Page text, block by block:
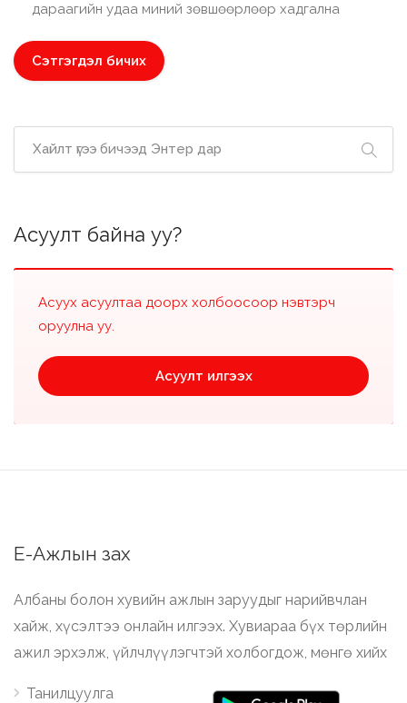
дараагийн удаа миний зөвшөөрлөөр хадгална
Асуулт байна уу?
Асуух асуултаа доорх холбоосоор нэвтэрч
оруулна уу.
Асуулт илгээх
Е-Ажлын зах
Албаны болон хувийн ажлын заруудыг нарийвчлан
хайж, хүсэлтээ онлайн илгээх. Хувиараа бүх төрлийн
ажил эрхэлж, үйлчлүүлэгчтэй холбогдож, мөнгө хийх
Танилцуулга